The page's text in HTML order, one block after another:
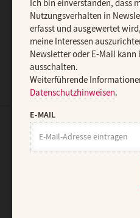
AGB und Widerrufsbelehrung
Ich bin einverstanden, dass
Nutzungsverhalten in
erfasst und ausgewertet
meine Interessen
Newsletter oder E-Mail
ausschalten.
Weiterführende
Datenschutzhinweisen.
E-MAIL